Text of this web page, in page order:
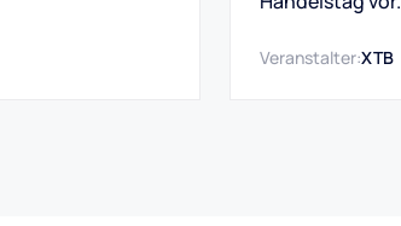
Veranstalter:XTB